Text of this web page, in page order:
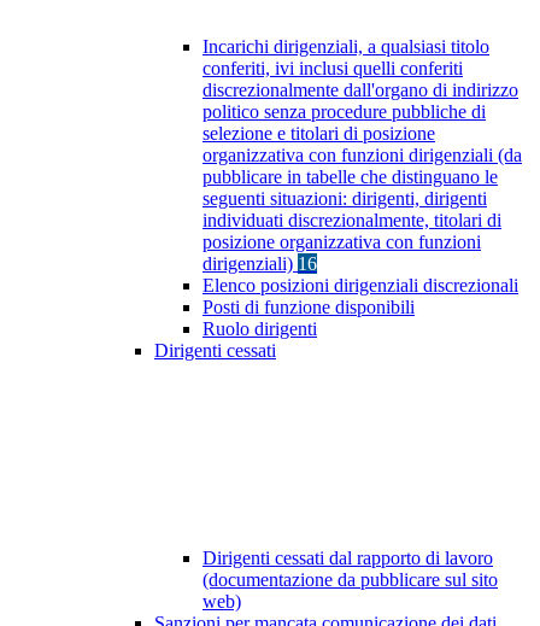
Incarichi dirigenziali, a qualsiasi titolo
conferiti, ivi inclusi quelli conferiti
discrezionalmente dall'organo di indirizzo
politico senza procedure pubbliche di
selezione e titolari di posizione
organizzativa con funzioni dirigenziali (da
pubblicare in tabelle che distinguano le
seguenti situazioni: dirigenti, dirigenti
individuati discrezionalmente, titolari di
posizione organizzativa con funzioni
dirigenziali) 16
Elenco posizioni dirigenziali discrezionali
Posti di funzione disponibili
Ruolo dirigenti
Dirigenti cessati
Dirigenti cessati dal rapporto di lavoro
(documentazione da pubblicare sul sito
web)